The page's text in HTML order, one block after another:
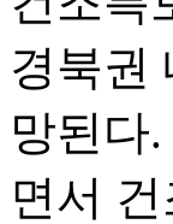
경북권
망된다
면서